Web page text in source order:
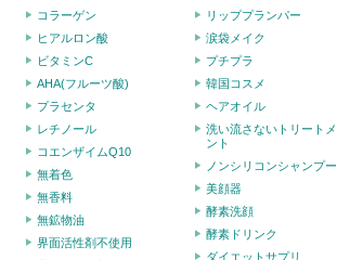
コラーゲン
ヒアルロン酸
ビタミンC
AHA(フルーツ酸)
プラセンタ
レチノール
コエンザイムQ10
無着色
無香料
無鉱物油
界面活性剤不使用
リッププランパー
涙袋メイク
プチプラ
韓国コスメ
ヘアオイル
洗い流さないトリートメ
ント
ノンシリコンシャンプー
美顔器
酵素洗顔
酵素ドリンク
ダイエットサプリ